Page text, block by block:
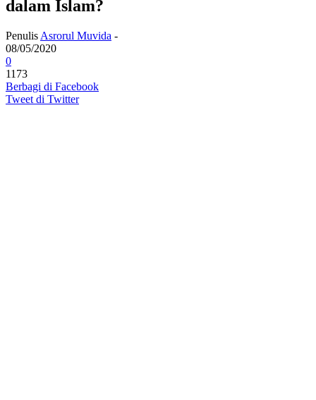
dalam Islam?
Penulis Asrorul Muvida -
08/05/2020
0
1173
Berbagi di Facebook
Tweet di Twitter